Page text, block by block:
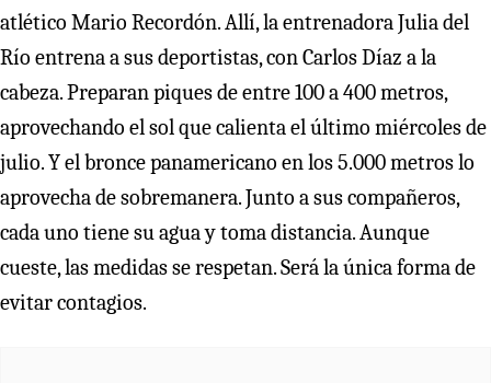
atlético Mario Recordón. Allí, la entrenadora Julia del
Río entrena a sus deportistas, con Carlos Díaz a la
cabeza. Preparan piques de entre 100 a 400 metros,
aprovechando el sol que calienta el último miércoles de
julio. Y el bronce panamericano en los 5.000 metros lo
aprovecha de sobremanera. Junto a sus compañeros,
cada uno tiene su agua y toma distancia. Aunque
cueste, las medidas se respetan. Será la única forma de
evitar contagios.